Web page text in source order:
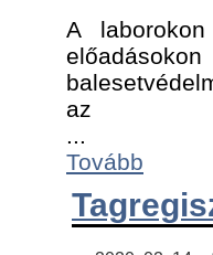
A
az ﻿
Tovább